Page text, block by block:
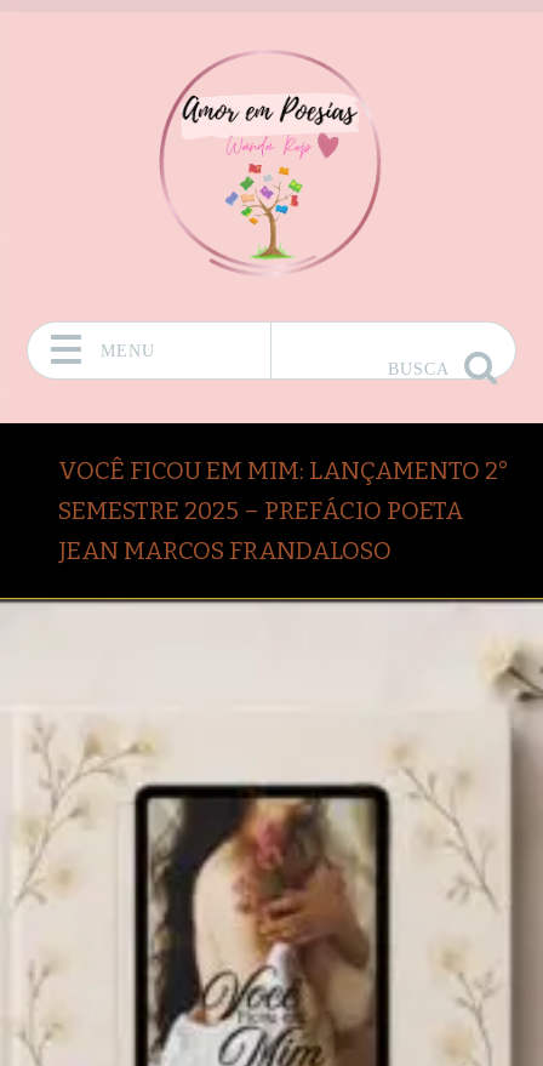
MENU
BUSCA
VOCÊ FICOU EM MIM: LANÇAMENTO 2°
SEMESTRE 2025 – PREFÁCIO POETA
JEAN MARCOS FRANDALOSO